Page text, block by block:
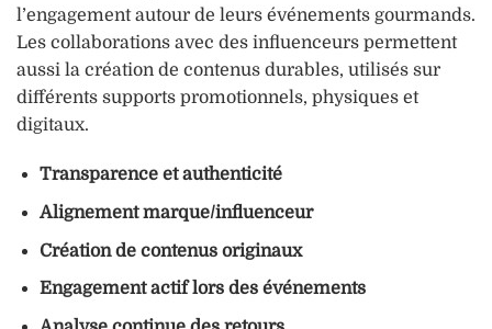
l’engagement autour de leurs événements gourmands.
Les collaborations avec des influenceurs permettent
aussi la création de contenus durables, utilisés sur
différents supports promotionnels, physiques et
digitaux.
Transparence et authenticité
Alignement marque/influenceur
Création de contenus originaux
Engagement actif lors des événements